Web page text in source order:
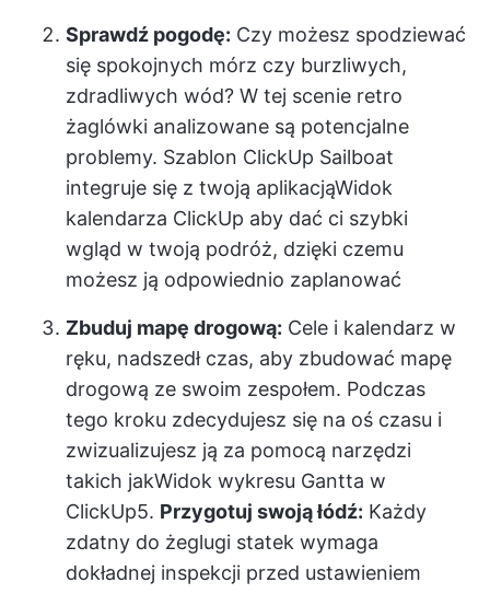
Sprawdź pogodę: Czy możesz spodziewać
się spokojnych mórz czy burzliwych,
zdradliwych wód? W tej scenie retro
żaglówki analizowane są potencjalne
problemy. Szablon ClickUp Sailboat
integruje się z twoją aplikacjąWidok
kalendarza ClickUp aby dać ci szybki
wgląd w twoją podróż, dzięki czemu
możesz ją odpowiednio zaplanować
Zbuduj mapę drogową: Cele i kalendarz w
ręku, nadszedł czas, aby zbudować mapę
drogową ze swoim zespołem. Podczas
tego kroku zdecydujesz się na oś czasu i
zwizualizujesz ją za pomocą narzędzi
takich jakWidok wykresu Gantta w
ClickUp5. Przygotuj swoją łódź: Każdy
zdatny do żeglugi statek wymaga
dokładnej inspekcji przed ustawieniem